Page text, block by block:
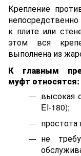
Крепление
к плите или
этом вся
выполнена из
К главным
муфт относятся:
высокая
EI-180);
не